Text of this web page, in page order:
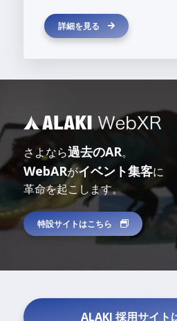
詳細を見る
さよなら過去のAR。
WebARがイベント集客に
革命を起こします。
特設サイトはこちら
ALAKI 採用サイト